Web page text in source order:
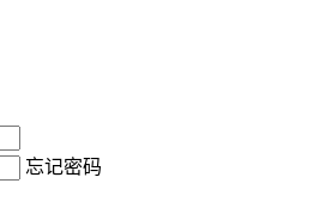
忘记密码